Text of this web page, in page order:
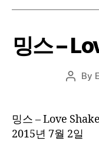
밍스 –
Post
By
밍스 – Love
2015년 7월 2일